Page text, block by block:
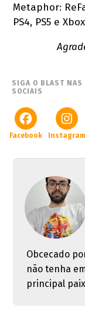
Metaphor:
PS4, PS5 e
SIGA O BLAST NAS
SOCIAIS
Facebook Instagram
Obcecado
não tenha
principal